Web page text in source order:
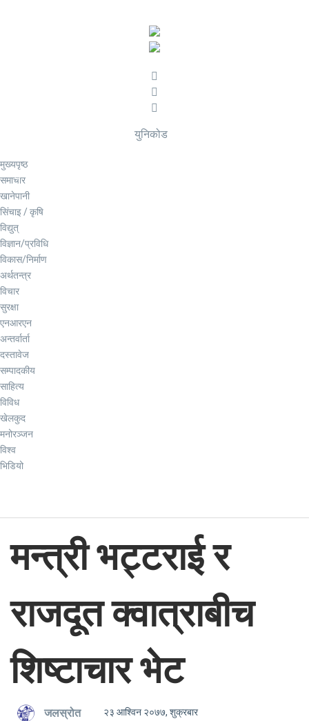
युनिकोड
मुख्यपृष्ठ
समाचार
खानेपानी
सिंचाइ / कृषि
विद्युत्
विज्ञान/प्रविधि
विकास/निर्माण
अर्थतन्त्र
विचार
सुरक्षा
एनआरएन
अन्तर्वार्ता
दस्तावेज
सम्पादकीय
साहित्य
विविध
खेलकुद
मनोरञ्जन
विश्व
भिडियो
मन्त्री भट्टराई र
राजदूत क्वात्राबीच
शिष्टाचार भेट
जलस्रोत २३ आश्विन २०७७, शुक्रबार